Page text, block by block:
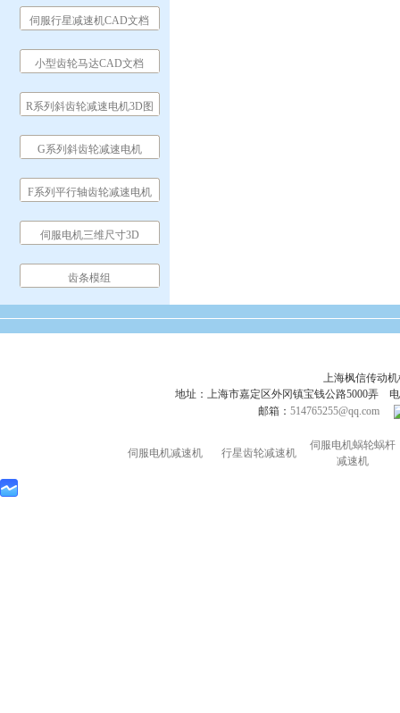
伺服行星减速机CAD文档
小型齿轮马达CAD文档
R系列斜齿轮减速电机3D图
G系列斜齿轮减速电机
F系列平行轴齿轮减速电机
伺服电机三维尺寸3D
齿条模组
上海枫信传动
地址：上海市嘉定区外冈镇宝钱公路5000弄 电
邮箱：514765255@qq.com
伺服电机减速机 行星齿轮减速机
伺服电机蜗轮蜗杆
减速机